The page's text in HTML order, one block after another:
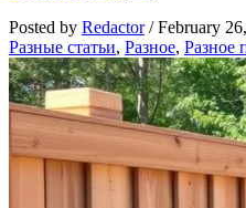
создать
идеальную
дорогу
для
вашего
проекта
Posted by Redactor / February
Разные статьи, Разное, Разное